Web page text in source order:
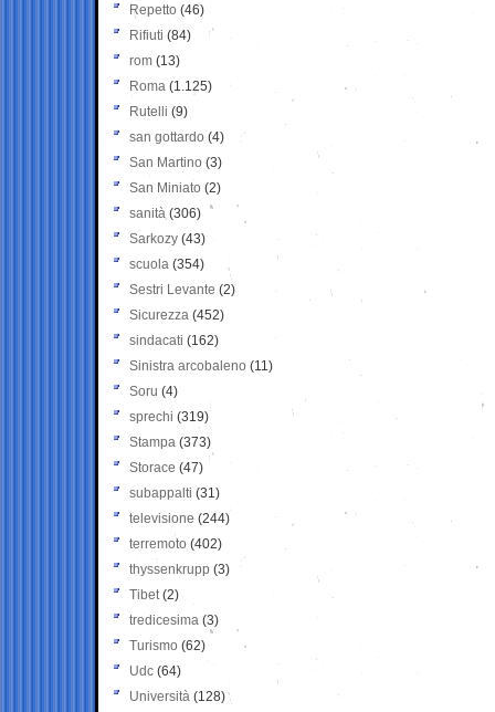
Repetto (46)
Rifiuti (84)
rom (13)
Roma (1.125)
Rutelli (9)
san gottardo (4)
San Martino (3)
San Miniato (2)
sanità (306)
Sarkozy (43)
scuola (354)
Sestri Levante (2)
Sicurezza (452)
sindacati (162)
Sinistra arcobaleno (11)
Soru (4)
sprechi (319)
Stampa (373)
Storace (47)
subappalti (31)
televisione(244)
terremoto (402)
thyssenkrupp (3)
Tibet(2)
tredicesima (3)
Turismo (62)
Udc (64)
Università (128)